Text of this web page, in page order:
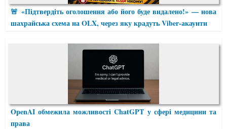
🚨 «Підтвердіть оголошення або його буде видалено!» — нова
шахрайська схема на OLX, через яку крадуть Viber-акаунти
OpenAI обмежила можливості ChatGPT у сфері медицини та
права